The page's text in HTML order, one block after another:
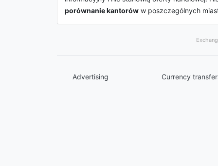
porównanie kantorów w poszczególnych
Advertising Currency